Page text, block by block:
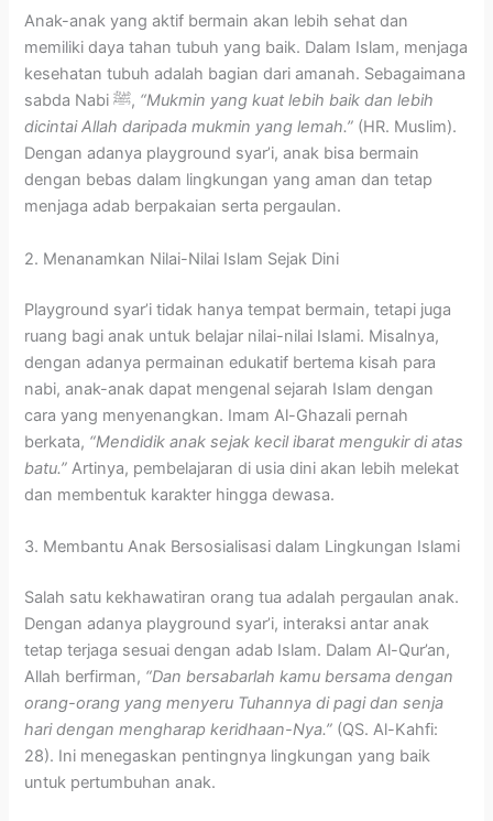
Anak-anak yang aktif bermain akan lebih sehat dan
memiliki daya tahan tubuh yang baik. Dalam Islam, menjaga
kesehatan tubuh adalah bagian dari amanah. Sebagaimana
sabda Nabi ﷺ, “Mukmin yang kuat lebih baik dan lebih
dicintai Allah daripada mukmin yang lemah.” (HR. Muslim).
Dengan adanya playground syar’i, anak bisa bermain
dengan bebas dalam lingkungan yang aman dan tetap
menjaga adab berpakaian serta pergaulan.
2. Menanamkan Nilai-Nilai Islam Sejak Dini
Playground syar’i tidak hanya tempat bermain, tetapi juga
ruang bagi anak untuk belajar nilai-nilai Islami. Misalnya,
dengan adanya permainan edukatif bertema kisah para
nabi, anak-anak dapat mengenal sejarah Islam dengan
cara yang menyenangkan. Imam Al-Ghazali pernah
berkata, “Mendidik anak sejak kecil ibarat mengukir di atas
batu.” Artinya, pembelajaran di usia dini akan lebih melekat
dan membentuk karakter hingga dewasa.
3. Membantu Anak Bersosialisasi dalam Lingkungan Islami
Salah satu kekhawatiran orang tua adalah pergaulan anak.
Dengan adanya playground syar’i, interaksi antar anak
tetap terjaga sesuai dengan adab Islam. Dalam Al-Qur’an,
Allah berfirman, “Dan bersabarlah kamu bersama dengan
orang-orang yang menyeru Tuhannya di pagi dan senja
hari dengan mengharap keridhaan-Nya.” (QS. Al-Kahfi:
28). Ini menegaskan pentingnya lingkungan yang baik
untuk pertumbuhan anak.